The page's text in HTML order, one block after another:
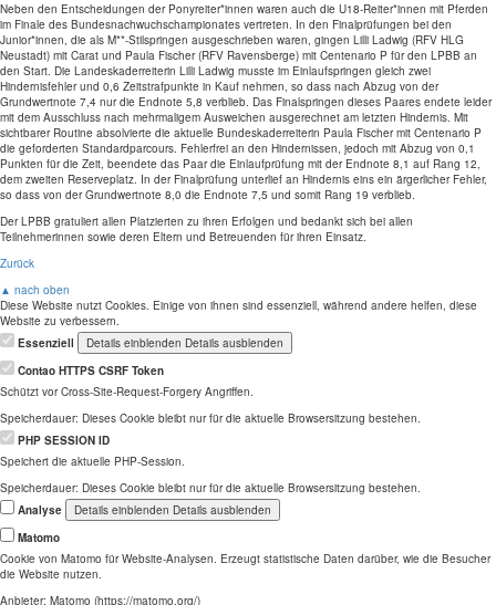
Neben den Entscheidungen der Ponyreiter*innen waren auch die U18-Reiter*innen mit Pferden
im Finale des Bundesnachwuchschampionates vertreten. In den Finalprüfungen bei den
Junior*innen, die als M**-Stilspringen ausgeschrieben waren, gingen Lilli Ladwig (RFV HLG
Neustadt) mit Carat und Paula Fischer (RFV Ravensberge) mit Centenario P für den LPBB an
den Start. Die Landeskaderreiterin Lilli Ladwig musste im Einlaufspringen gleich zwei
Hindernisfehler und 0,6 Zeitstrafpunkte in Kauf nehmen, so dass nach Abzug von der
Grundwertnote 7,4 nur die Endnote 5,8 verblieb. Das Finalspringen dieses Paares endete leider
mit dem Ausschluss nach mehrmaligem Ausweichen ausgerechnet am letzten Hindernis. Mit
sichtbarer Routine absolvierte die aktuelle Bundeskaderreiterin Paula Fischer mit Centenario P
die geforderten Standardparcours. Fehlerfrei an den Hindernissen, jedoch mit Abzug von 0,1
Punkten für die Zeit, beendete das Paar die Einlaufprüfung mit der Endnote 8,1 auf Rang 12,
dem zweiten Reserveplatz. In der Finalprüfung unterlief an Hindernis eins ein ärgerlicher Fehler,
so dass von der Grundwertnote 8,0 die Endnote 7,5 und somit Rang 19 verblieb.
Der LPBB gratuliert allen Platzierten zu ihren Erfolgen und bedankt sich bei allen
Teilnehmerinnen sowie deren Eltern und Betreuenden für ihren Einsatz.
Zurück
▲ nach oben
Diese Website nutzt Cookies. Einige von ihnen sind essenziell, während andere helfen, diese
Website zu verbessern.
Essenziell
Details einblenden Details ausblenden
Contao HTTPS CSRF Token
Schützt vor Cross-Site-Request-Forgery Angriffen.
Speicherdauer: Dieses Cookie bleibt nur für die aktuelle Browsersitzung bestehen.
PHP SESSION ID
Speichert die aktuelle PHP-Session.
Speicherdauer: Dieses Cookie bleibt nur für die aktuelle Browsersitzung bestehen.
Analyse
Details einblenden Details ausblenden
Matomo
Cookie von Matomo für Website-Analysen. Erzeugt statistische Daten darüber, wie die Besucher
die Website nutzen.
Anbieter: Matomo (https://matomo.org/)